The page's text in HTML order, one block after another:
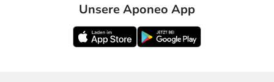
Als Begleittherapie bei
Erwachsene
1-2
Tabletten
Unsere Aponeo App